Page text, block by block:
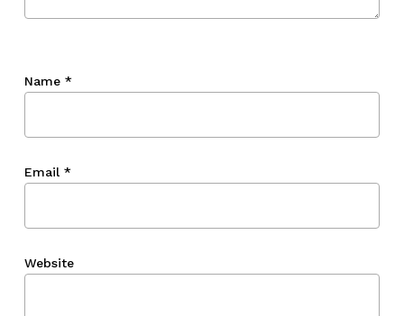
Name *
Email *
Website